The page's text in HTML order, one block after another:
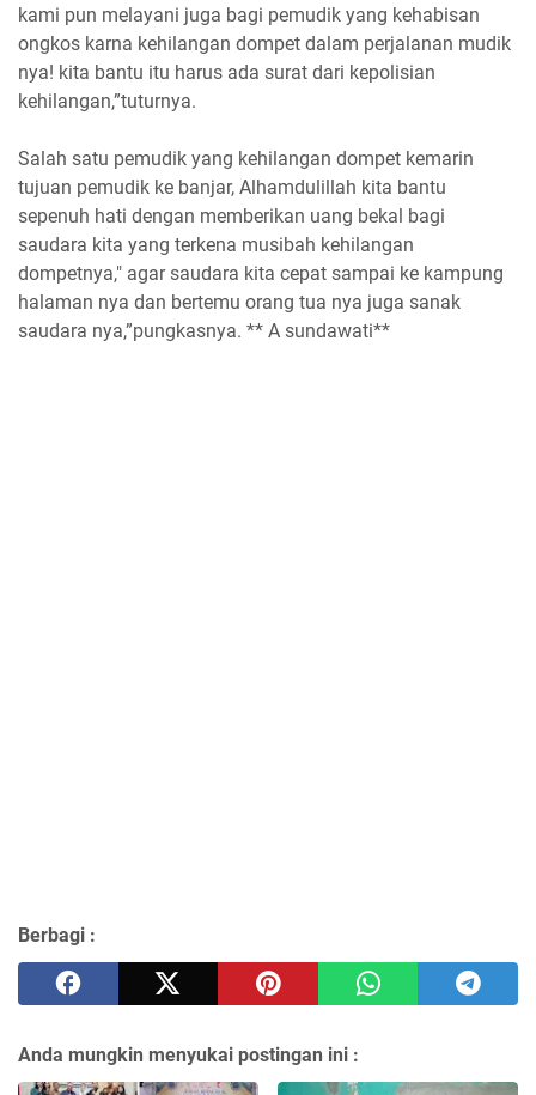
kami pun melayani juga bagi pemudik yang kehabisan
ongkos karna kehilangan dompet dalam perjalanan mudik
nya! kita bantu itu harus ada surat dari kepolisian
kehilangan,”tuturnya.
Salah satu pemudik yang kehilangan dompet kemarin
tujuan pemudik ke banjar, Alhamdulillah kita bantu
sepenuh hati dengan memberikan uang bekal bagi
saudara kita yang terkena musibah kehilangan
dompetnya," agar saudara kita cepat sampai ke kampung
halaman nya dan bertemu orang tua nya juga sanak
saudara nya,”pungkasnya. ** A sundawati**
Berbagi :
Anda mungkin menyukai postingan ini :